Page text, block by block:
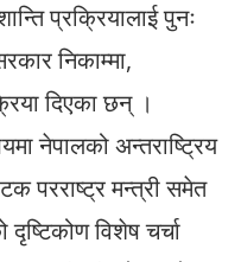
प्रक्रियालाई पुनः
निकाम्मा,
दिएका छन् ।
नेपालको अन्तराष्ट्रिय
परराष्ट्र मन्त्री समेत
विशेष चर्चा